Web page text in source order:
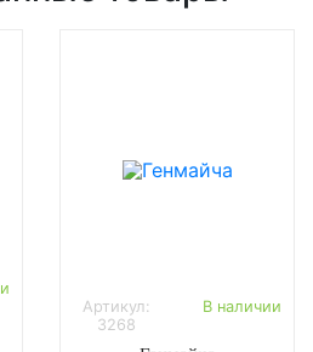
Артикул:
3268
В наличии